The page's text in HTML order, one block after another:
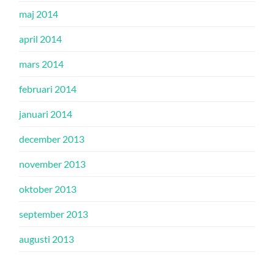
maj 2014
april 2014
mars 2014
februari 2014
januari 2014
december 2013
november 2013
oktober 2013
september 2013
augusti 2013